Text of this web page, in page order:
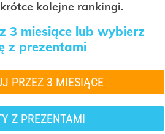
kolejne rankingi.
3 miesiące lub wybierz
z prezentami
PRZEZ 3 MIESIĄCE
Z PREZENTAMI